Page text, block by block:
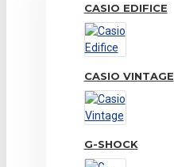
CASIO EDIFICE
CASIO VINTAGE
G-SHOCK